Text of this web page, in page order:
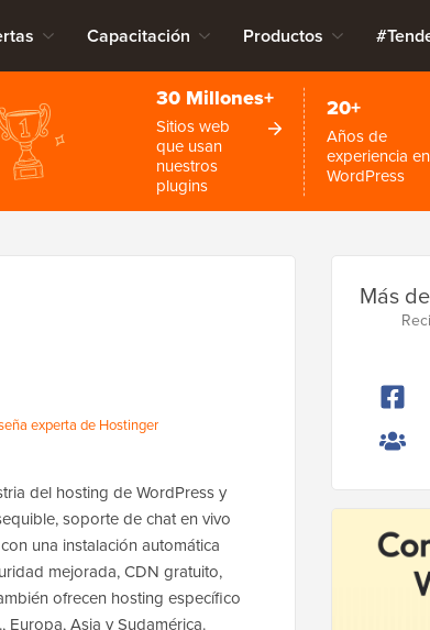
Capacitación Productos
30 Millones+
Sitios web
que usan
nuestros
plugins
20+
Años de
experiencia en
WordPress
experta de Hostinger
del hosting de WordPress y
soporte de chat en vivo
una instalación automática
mejorada, CDN gratuito,
ofrecen hosting específico
Asia y Sudamérica.
lateral
Más de